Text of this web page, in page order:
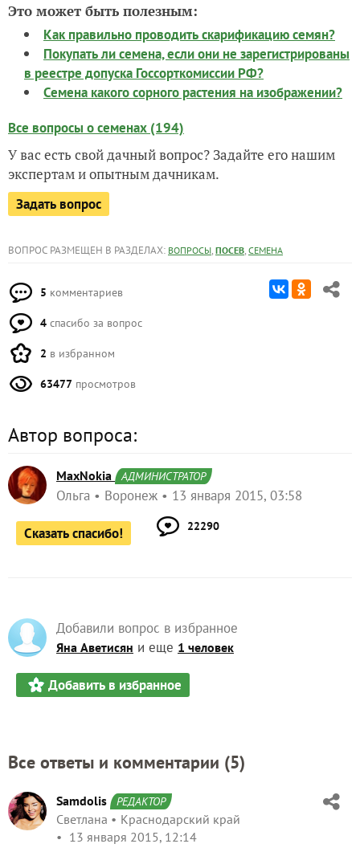
Это может быть полезным:
Как правильно проводить скарификацию семян?
Покупать ли семена, если они не зарегистрированы
в реестре допуска Госсорткомиссии РФ?
Семена какого сорного растения на изображении?
Все вопросы о семенах (194)
У вас есть свой дачный вопрос? Задайте его нашим
экспертам и опытным дачникам.
Задать вопрос
ВОПРОС РАЗМЕЩЕН В РАЗДЕЛАХ: ВОПРОСЫ, ПОСЕВ, СЕМЕНА
5 комментариев
4 спасибо за вопрос
2 в избранном
63477 просмотров
Автор вопроса:
MaxNokia АДМИНИСТРАТОР
Ольга Воронеж 13 января 2015, 03:58
Сказать спасибо! 22290
Добавили вопрос в избранное
Яна Аветисян и еще 1 человек
Добавить в избранное
Все ответы и комментарии (5)
Samdolis РЕДАКТОР
Светлана
Краснодарский край
13 января 2015, 12:14